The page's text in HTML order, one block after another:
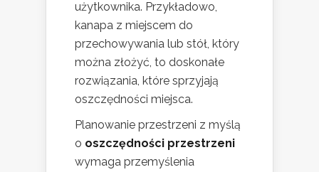
użytkownika. Przykładowo,
kanapa z miejscem do
przechowywania lub stół, który
można złożyć, to doskonałe
rozwiązania, które sprzyjają
oszczędności miejsca.
Planowanie przestrzeni z myślą
o oszczędności przestrzeni
wymaga przemyślenia